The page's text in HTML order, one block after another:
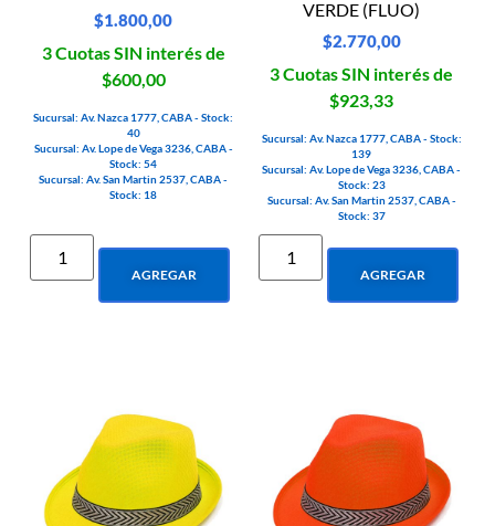
$1.800,00
3 Cuotas SIN interés de
$600,00
Sucursal: Av. Nazca 1777, CABA - Stock:
40
Sucursal: Av. Lope de Vega 3236, CABA -
Stock: 54
Sucursal: Av. San Martin 2537, CABA -
Stock: 18
AGREGAR
VERDE (FLUO)
$2.770,00
3 Cuotas SIN interés de
$923,33
Sucursal: Av. Nazca 1777, CABA - Stock:
139
Sucursal: Av. Lope de Vega 3236, CABA -
Stock: 23
Sucursal: Av. San Martin 2537, CABA -
Stock: 37
AGREGAR